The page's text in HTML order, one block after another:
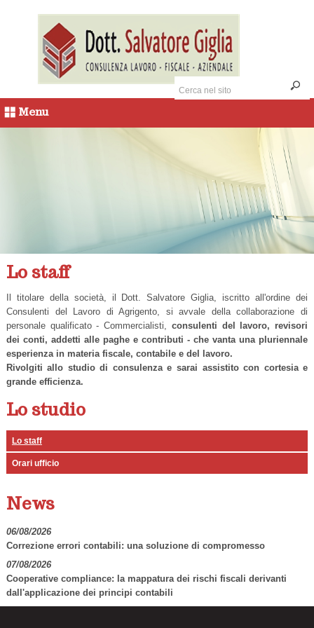
Menu
Lo staff
Il titolare della società, il Dott. Salvatore Giglia, iscritto all'ordine dei
Consulenti del Lavoro di Agrigento, si avvale della collaborazione di
personale qualificato - Commercialisti, consulenti del lavoro, revisori
dei conti, addetti alle paghe e contributi - che vanta una pluriennale
esperienza in materia fiscale, contabile e del lavoro.
Rivolgiti allo studio di consulenza e sarai assistito con cortesia e
grande efficienza.
Lo studio
Lo staff
Orari ufficio
News
06/08/2026
Correzione errori contabili: una soluzione di compromesso
07/08/2026
Cooperative compliance: la mappatura dei rischi fiscali derivanti
dall'applicazione dei principi contabili